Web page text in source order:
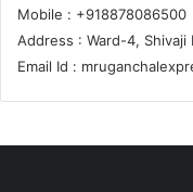
Mobile : +918878086500
Address : Ward-4, Shivaji
Email Id :